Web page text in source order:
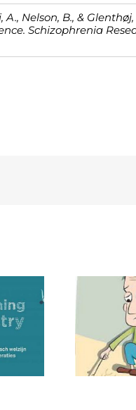
A., Nelson, B., &
Schizophrenia